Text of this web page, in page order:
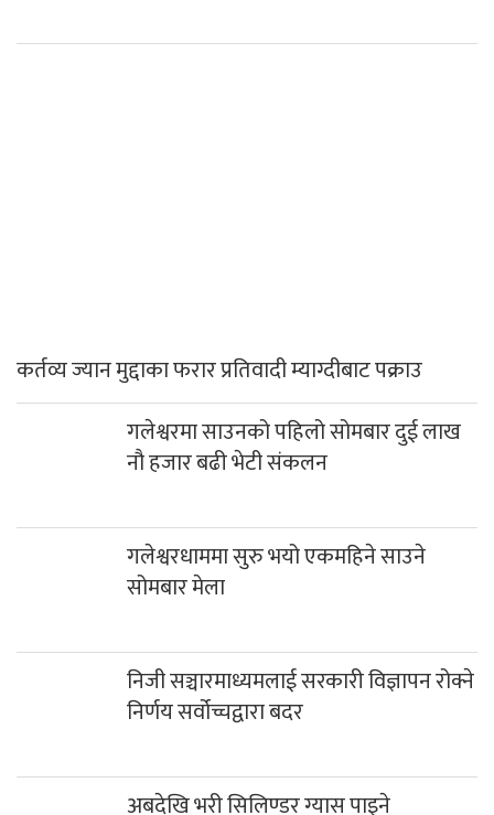
कर्तव्य ज्यान मुद्दाका फरार प्रतिवादी म्याग्दीबाट पक्राउ
गलेश्वरमा साउनको पहिलो सोमबार दुई लाख
नौ हजार बढी भेटी संकलन
गलेश्वरधाममा सुरु भयो एकमहिने साउने
सोमबार मेला
निर्णय सर्वोच्चद्वारा बदर